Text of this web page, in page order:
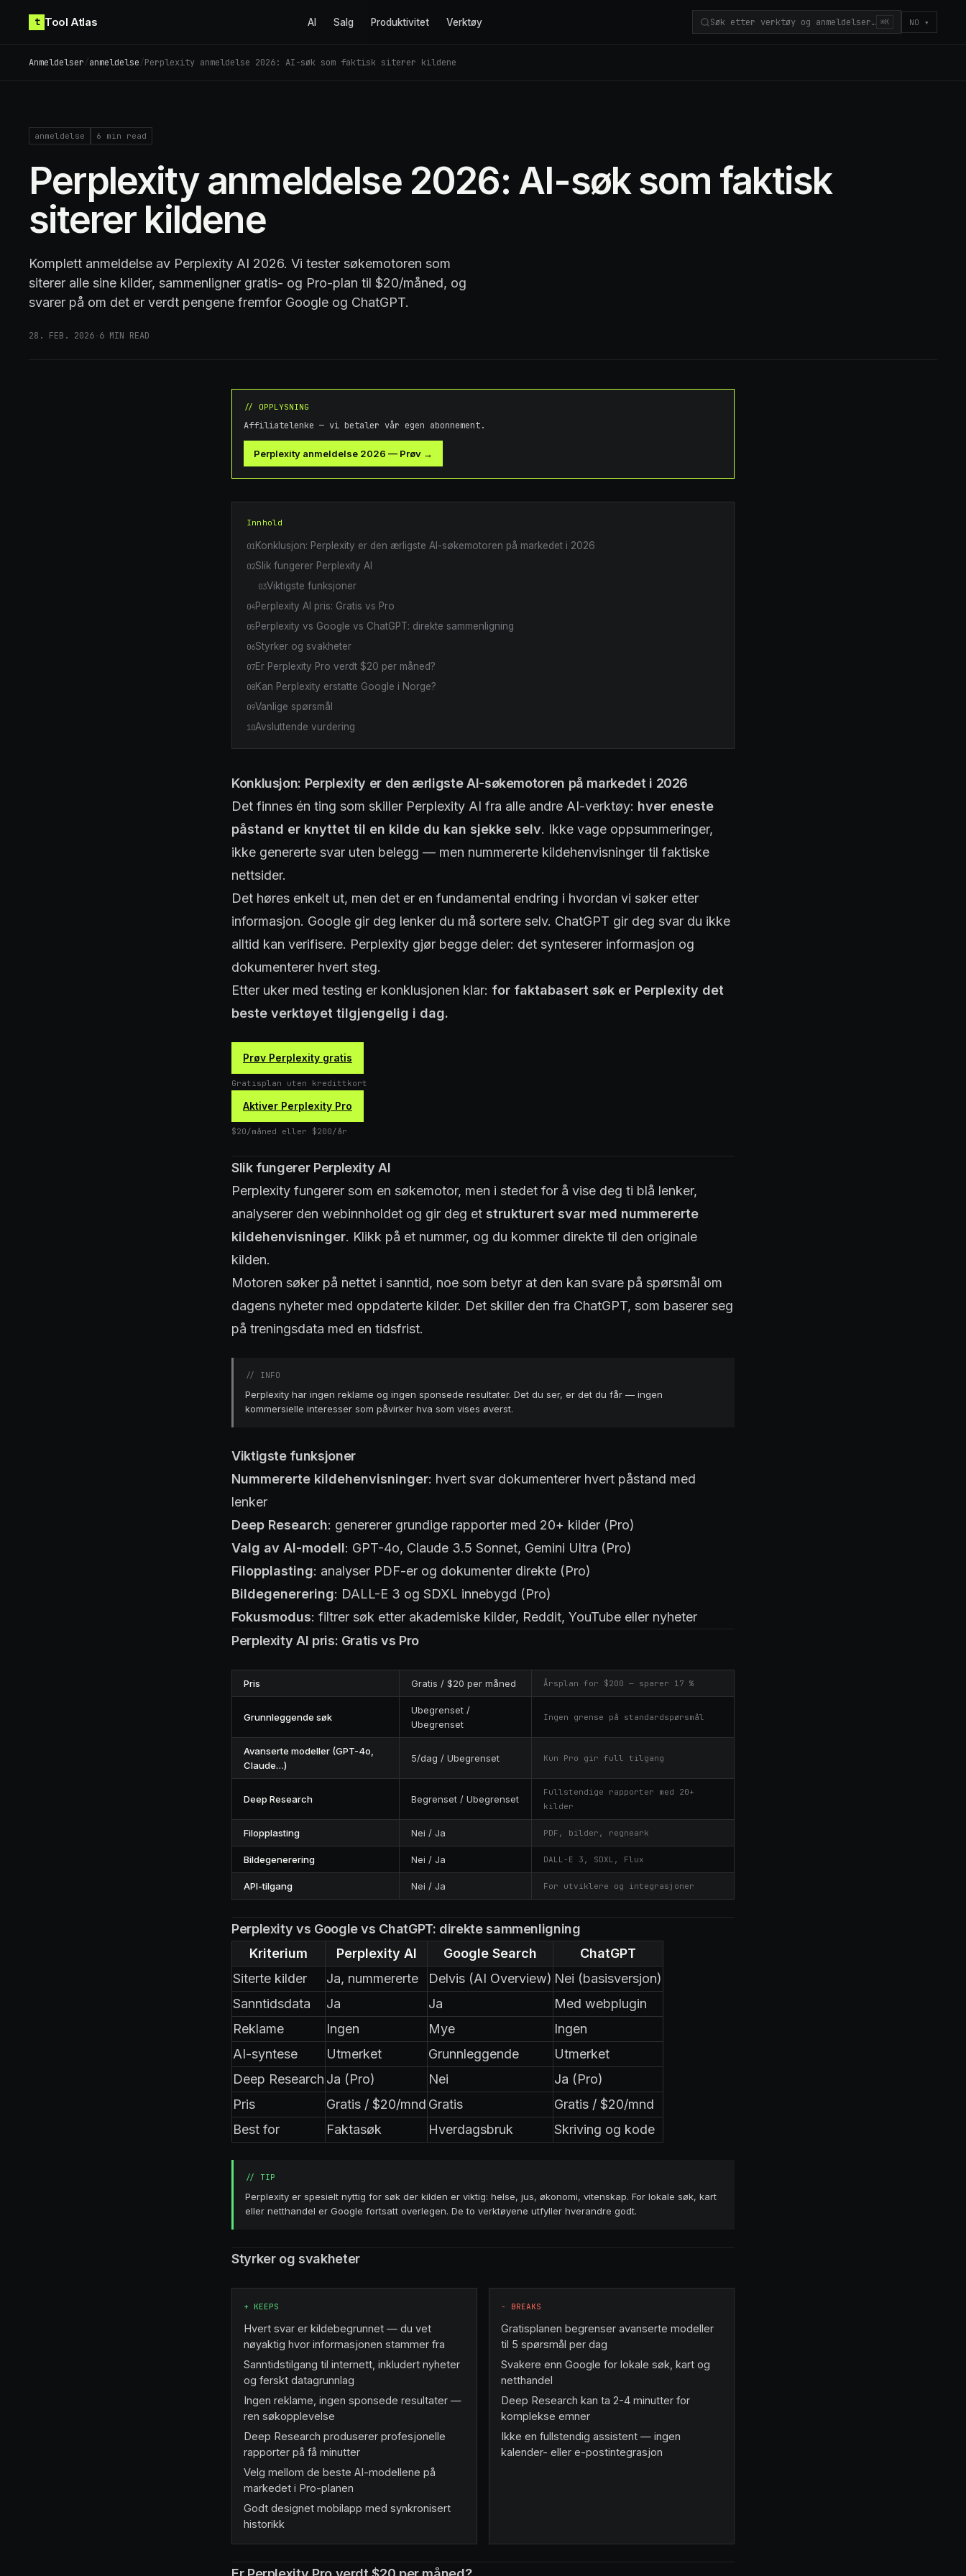
t Tool Atlas AI Salg Produktivitet Verktøy Søk etter verktøy og anmeldelser… ⌘K NO ▾
Anmeldelser/anmeldelse/Perplexity anmeldelse 2026: AI-søk som faktisk siterer kildene
anmeldelse 6 min read
Perplexity anmeldelse 2026: AI-søk som faktisk
siterer kildene
Komplett anmeldelse av Perplexity AI 2026. Vi tester søkemotoren som
siterer alle sine kilder, sammenligner gratis- og Pro-plan til $20/måned, og
svarer på om det er verdt pengene fremfor Google og ChatGPT.
28. FEB. 2026·6 MIN READ
// OPPLYSNING
Affiliatelenke — vi betaler vår egen abonnement.
Perplexity anmeldelse 2026 — Prøv →
Innhold
01Konklusjon: Perplexity er den ærligste AI-søkemotoren på markedet i 2026
02Slik fungerer Perplexity AI
03Viktigste funksjoner
04 Perplexity AI pris: Gratis vs Pro
05 Perplexity vs Google vs ChatGPT: direkte sammenligning
06Styrker og svakheter
07Er Perplexity Pro verdt $20 per måned?
08Kan Perplexity erstatte Google i Norge?
09Vanlige spørsmål
10Avsluttende vurdering
Konklusjon: Perplexity er den ærligste AI-søkemotoren på markedet i 2026
Det finnes én ting som skiller Perplexity AI fra alle andre AI-verktøy: hver eneste
påstand er knyttet til en kilde du kan sjekke selv. Ikke vage oppsummeringer,
ikke genererte svar uten belegg — men nummererte kildehenvisninger til faktiske
nettsider.
Det høres enkelt ut, men det er en fundamental endring i hvordan vi søker etter
informasjon. Google gir deg lenker du må sortere selv. ChatGPT gir deg svar du ikke
alltid kan verifisere. Perplexity gjør begge deler: det synteserer informasjon og
dokumenterer hvert steg.
Etter uker med testing er konklusjonen klar: for faktabasert søk er Perplexity det
beste verktøyet tilgjengelig i dag.
Prøv Perplexity gratis
Gratisplan uten kredittkort
Aktiver Perplexity Pro
$20/måned eller $200/år
Slik fungerer Perplexity AI
Perplexity fungerer som en søkemotor, men i stedet for å vise deg ti blå lenker,
analyserer den webinnholdet og gir deg et strukturert svar med nummererte
kildehenvisninger. Klikk på et nummer, og du kommer direkte til den originale
kilden.
Motoren søker på nettet i sanntid, noe som betyr at den kan svare på spørsmål om
dagens nyheter med oppdaterte kilder. Det skiller den fra ChatGPT, som baserer seg
på treningsdata med en tidsfrist.
// INFO
Perplexity har ingen reklame og ingen sponsede resultater. Det du ser, er det du får — ingen
kommersielle interesser som påvirker hva som vises øverst.
Viktigste funksjoner
Nummererte kildehenvisninger: hvert svar dokumenterer hvert påstand med
lenker
Deep Research: genererer grundige rapporter med 20+ kilder (Pro)
Valg av AI-modell: GPT-4o, Claude 3.5 Sonnet, Gemini Ultra (Pro)
Filopplasting: analyser PDF-er og dokumenter direkte (Pro)
Bildegenerering: DALL-E 3 og SDXL innebygd (Pro)
Fokusmodus: filtrer søk etter akademiske kilder, Reddit, YouTube eller nyheter
Perplexity AI pris: Gratis vs Pro
Pris Gratis / $20 per måned Årsplan for $200 — sparer 17 %
Grunnleggende søk
Ubegrenset /
Ubegrenset
Ingen grense på standardspørsmål
Avanserte modeller (GPT-4o,
Claude…)
5/dag / Ubegrenset Kun Pro gir full tilgang
Deep Research Begrenset / Ubegrenset
Fullstendige rapporter med 20+
kilder
Filopplasting Nei / Ja PDF, bilder, regneark
Bildegenerering Nei / Ja DALL-E 3, SDXL, Flux
API-tilgang Nei / Ja For utviklere og integrasjoner
Perplexity vs Google vs ChatGPT: direkte sammenligning
Kriterium
Perplexity AI Google Search
ChatGPT
Siterte kilder
Ja, nummererte Delvis (AI Overview) Nei (basisversjon)
Sanntidsdata
Ja Ja
Med webplugin
Reklame
Ingen Mye
Ingen
AI-syntese
Utmerket Grunnleggende
Utmerket
Deep Research Ja (Pro) Nei
Ja (Pro)
Pris
Gratis / $20/mnd Gratis
Gratis / $20/mnd
Best for
Faktasøk Hverdagsbruk Skriving og kode
// TIP
Perplexity er spesielt nyttig for søk der kilden er viktig: helse, jus, økonomi, vitenskap. For lokale søk, kart
eller netthandel er Google fortsatt overlegen. De to verktøyene utfyller hverandre godt.
Styrker og svakheter
+ KEEPS
Hvert svar er kildebegrunnet — du vet
nøyaktig hvor informasjonen stammer fra
Sanntidstilgang til internett, inkludert nyheter
og ferskt datagrunnlag
Ingen reklame, ingen sponsede resultater —
ren søkopplevelse
Deep Research produserer profesjonelle
rapporter på få minutter
Velg mellom de beste AI-modellene på
markedet i Pro-planen
Godt designet mobilapp med synkronisert
historikk
− BREAKS
Gratisplanen begrenser avanserte modeller
til 5 spørsmål per dag
Svakere enn Google for lokale søk, kart og
netthandel
Deep Research kan ta 2-4 minutter for
komplekse emner
Ikke en fullstendig assistent — ingen
kalender- eller e-postintegrasjon